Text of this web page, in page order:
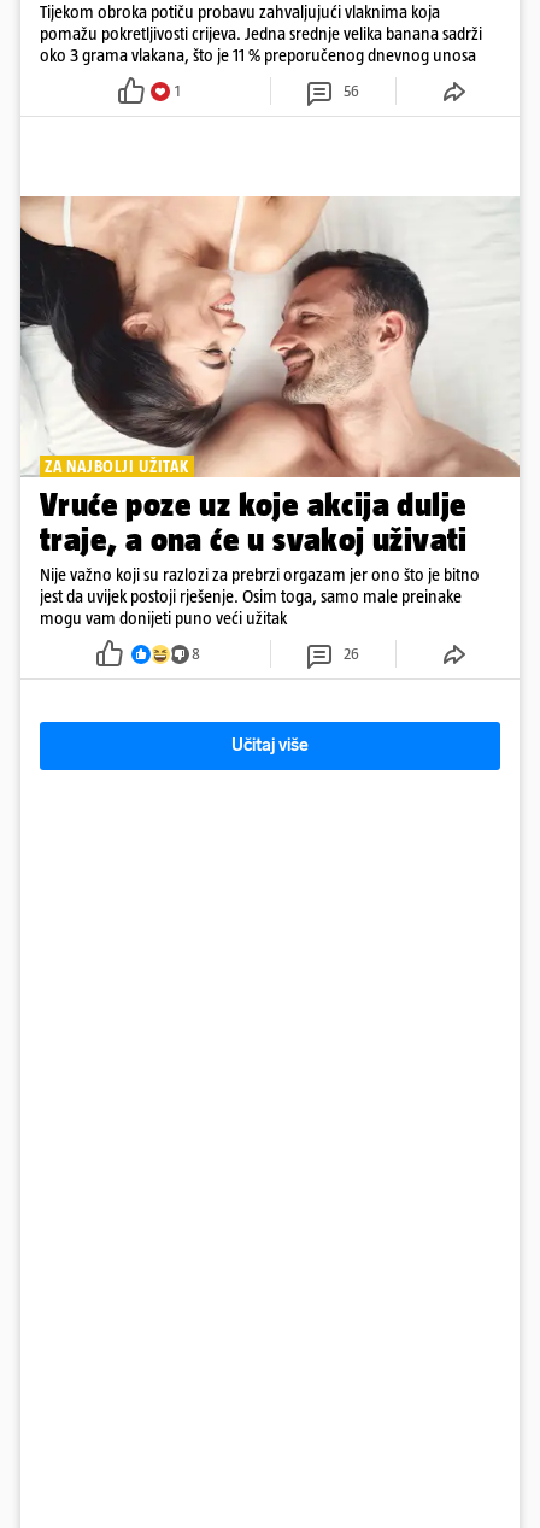
Tijekom obroka potiču probavu zahvaljujući vlaknima koja
pomažu pokretljivosti crijeva. Jedna srednje velika banana sadrži
oko 3 grama vlakana, što je 11 % preporučenog dnevnog unosa
1 56
ZA NAJBOLJI UŽITAK
Vruće poze uz koje akcija dulje
traje, a ona će u svakoj uživati
Nije važno koji su razlozi za prebrzi orgazam jer ono što je bitno
jest da uvijek postoji rješenje. Osim toga, samo male preinake
mogu vam donijeti puno veći užitak
8 26
Učitaj više